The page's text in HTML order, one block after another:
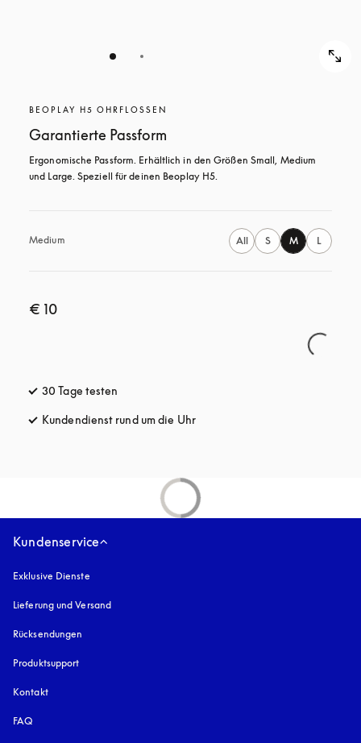
BEOPLAY H5 OHRFLOSSEN
Garantierte Passform
Ergonomische Passform. Erhältlich in den Größen Small, Medium
und Large. Speziell für deinen Beoplay H5.
Medium All S M L
€ 10
30 Tage testen
Kundendienst rund um die Uhröffnet sich in einem neuen Tab
Kundenservice
Exklusive Dienste
Lieferung und Versand
Rücksendungen
Produktsupport
Kontakt
FAQ